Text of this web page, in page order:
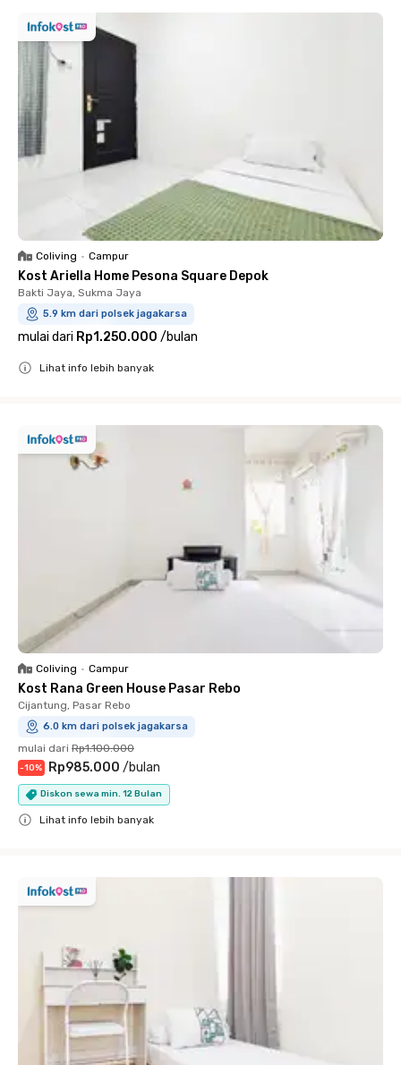
Coliving • Campur
Kost Ariella Home Pesona Square Depok
Bakti Jaya, Sukma Jaya
5.9 km dari polsek jagakarsa
mulai dari Rp1.250.000 /bulan
Lihat info lebih banyak
Coliving • Campur
Kost Rana Green House Pasar Rebo
Cijantung, Pasar Rebo
6.0 km dari polsek jagakarsa
mulai dari Rp1.100.000
-10% Rp985.000 /bulan
Diskon sewa min. 12 Bulan
Lihat info lebih banyak